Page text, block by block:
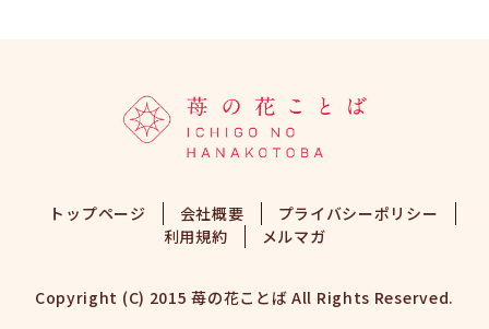
トップページ 会社概要
プライバシーポリシー
利用規約
メルマガ
Copyright (C) 2015 苺の花ことば All Rights Reserved.